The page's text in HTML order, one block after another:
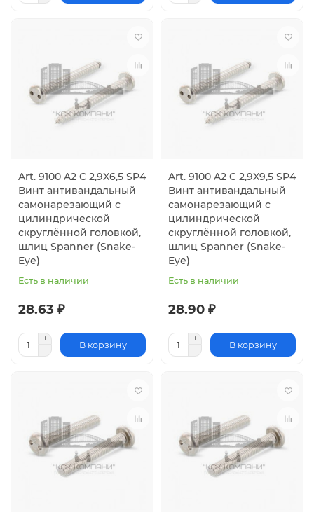
Art. 9100 A2 C 2,9X6,5 SP4
Винт антивандальный
самонарезающий с
цилиндрической
скруглённой головкой,
шлиц Spanner (Snake-
Eye)
Есть в наличии
28.63 ₽
В корзину
Art. 9100 A2 C 2,9X9,5 SP4
Винт антивандальный
самонарезающий с
цилиндрической
скруглённой головкой,
шлиц Spanner (Snake-
Eye)
Есть в наличии
28.90 ₽
В корзину